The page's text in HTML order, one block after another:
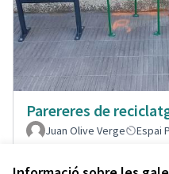
Parereres de
Juan Olive Verge
Espai